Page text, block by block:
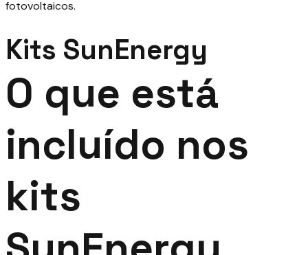
fotovoltaicos.
Kits SunEnergy
O que está
incluído nos
kits